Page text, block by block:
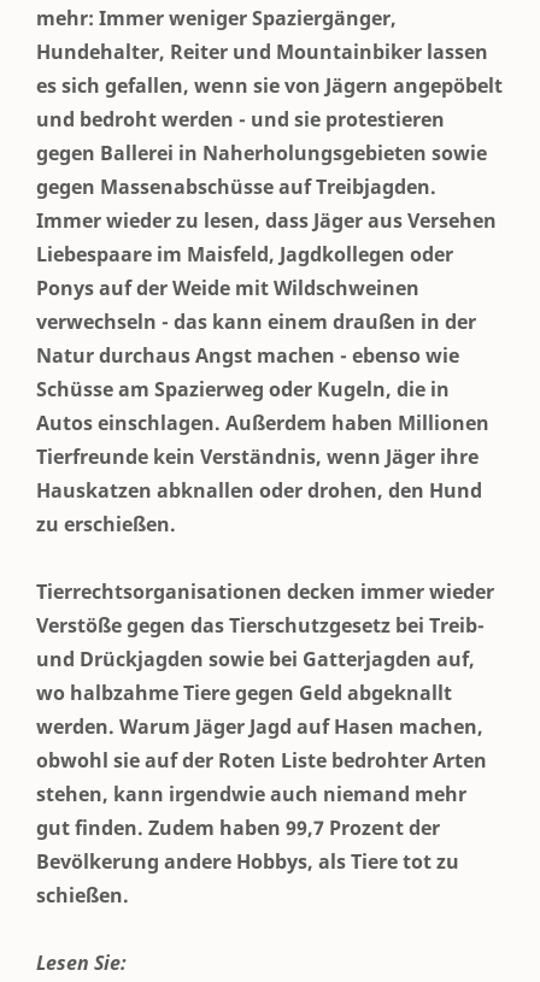
mehr: Immer weniger Spaziergänger,
Hundehalter, Reiter und Mountainbiker lassen
es sich gefallen, wenn sie von Jägern angepöbelt
und bedroht werden - und sie protestieren
gegen Ballerei in Naherholungsgebieten sowie
gegen Massenabschüsse auf Treibjagden.
Immer wieder zu lesen, dass Jäger aus Versehen
Liebespaare im Maisfeld, Jagdkollegen oder
Ponys auf der Weide mit Wildschweinen
verwechseln - das kann einem draußen in der
Natur durchaus Angst machen - ebenso wie
Schüsse am Spazierweg oder Kugeln, die in
Autos einschlagen. Außerdem haben Millionen
Tierfreunde kein Verständnis, wenn Jäger ihre
Hauskatzen abknallen oder drohen, den Hund
zu erschießen.
Tierrechtsorganisationen decken immer wieder
Verstöße gegen das Tierschutzgesetz bei Treib-
und Drückjagden sowie bei Gatterjagden auf,
wo halbzahme Tiere gegen Geld abgeknallt
werden. Warum Jäger Jagd auf Hasen machen,
obwohl sie auf der Roten Liste bedrohter Arten
stehen, kann irgendwie auch niemand mehr
gut finden. Zudem haben 99,7 Prozent der
Bevölkerung andere Hobbys, als Tiere tot zu
schießen.
Lesen Sie: